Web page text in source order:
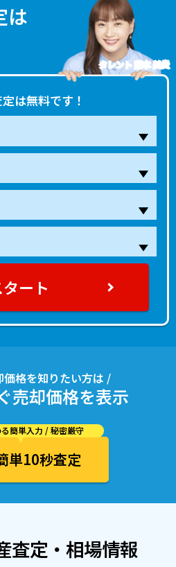
は
は無料です！
タレント 藤本 美貴
ート
格を知りたい方は /
売却価格を表示
簡単入力 / 秘密厳守
単10秒査定
査定・相場情報